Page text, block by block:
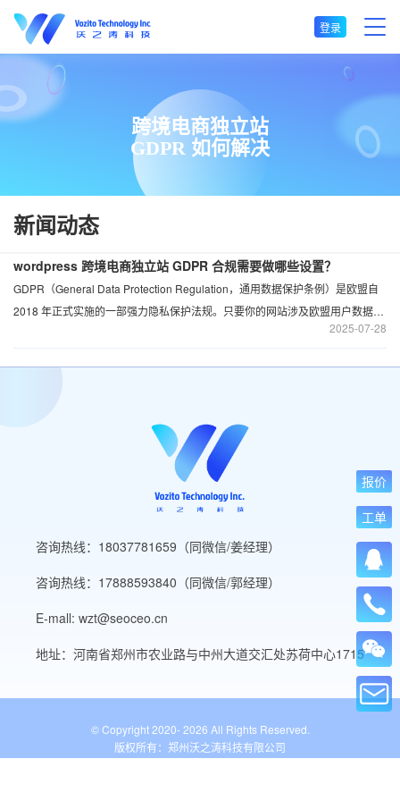
登录
跨境电商独立站
GDPR 如何解决
新闻动态
07-28
2025
wordpress 跨境电商独立站 GDPR 合规需要做哪些设置？
GDPR（General Data Protection Regulation，通用数据保护条例）是欧盟自
2018 年正式实施的一部强力隐私保护法规。只要你的网站涉及欧盟用户数据，
无论是否在欧洲运营，都必须遵守该法规，否则将面临高额罚款甚至网站封
咨询热线：18037781659（同微信/姜经理）
咨询热线：17888593840（同微信/郭经理）
E-mall: wzt@seoceo.cn
地址：河南省郑州市农业路与中州大道交汇处苏荷中心1715
© Copyright 2020-2026 All Rights Reserved.
版权所有：郑州沃之涛科技有限公司
报价
工单